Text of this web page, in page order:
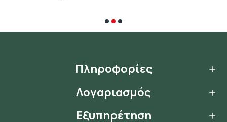
Πληροφορίες
Λογαριασμός
Εξυπηρέτηση